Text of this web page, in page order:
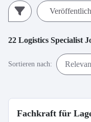
22 Logistics Specialist
Sortieren nach:
Fachkraft für